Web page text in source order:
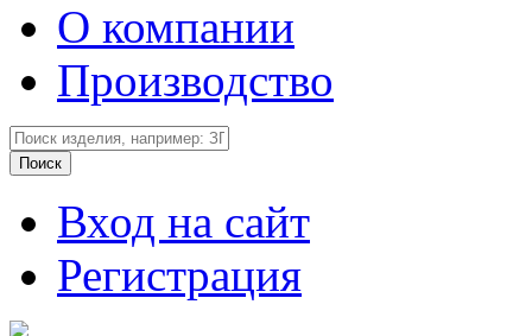
О компании
Производство
Вход на сайт
Регистрация